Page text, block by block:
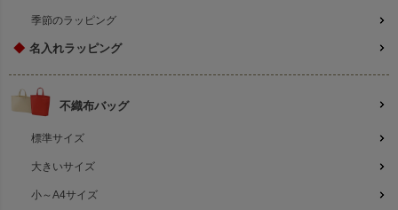
季節のラッピング
◆ 名入れラッピング
不織布バッグ
標準サイズ
大きいサイズ
小～A4サイズ